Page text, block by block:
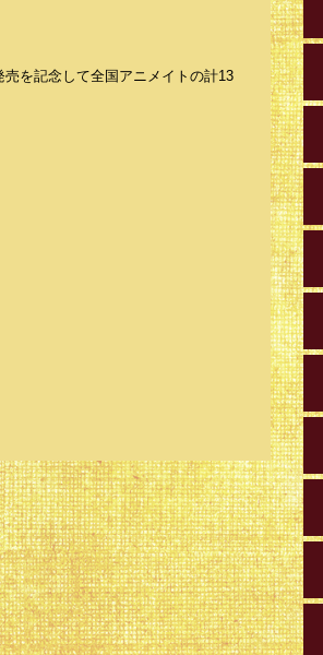
を記念して全国アニメイトの計13